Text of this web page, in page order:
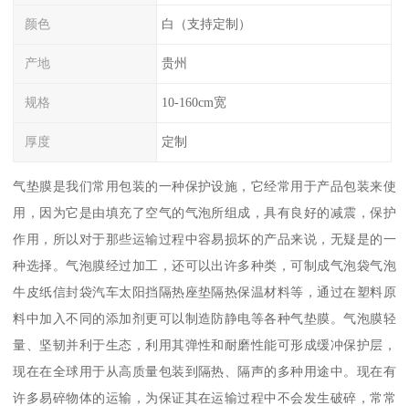
颜色 白（支持定制）
产地 贵州
规格 10-160cm宽
厚度 定制
气垫膜是我们常用包装的一种保护设施，它经常用于产品包装来使
用，因为它是由填充了空气的气泡所组成，具有良好的减震，保护
作用，所以对于那些运输过程中容易损坏的产品来说，无疑是的一
种选择。气泡膜经过加工，还可以出许多种类，可制成气泡袋气泡
牛皮纸信封袋汽车太阳挡隔热座垫隔热保温材料等，通过在塑料原
料中加入不同的添加剂更可以制造防静电等各种气垫膜。气泡膜轻
量、坚韧并利于生态，利用其弹性和耐磨性能可形成缓冲保护层，
现在在全球用于从高质量包装到隔热、隔声的多种用途中。现在有
许多易碎物体的运输，为保证其在运输过程中不会发生破碎，常常